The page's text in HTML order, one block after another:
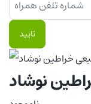
تایید
نوشاد